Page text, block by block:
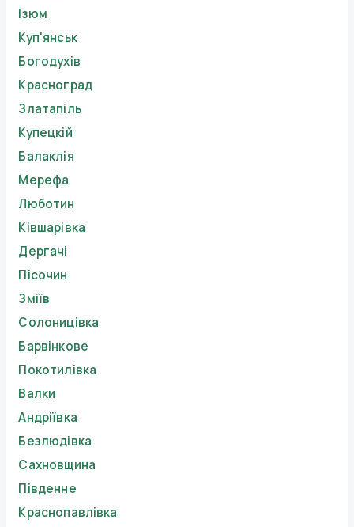
Ізюм
Куп'янськ
Богодухів
Красноград
Златапіль
Купецкій
Балаклія
Мерефа
Люботин
Ківшарівка
Дергачі
Пісочин
Зміїв
Солоницівка
Барвінкове
Покотилівка
Валки
Андріївка
Безлюдівка
Сахновщина
Південне
Краснопавлівка